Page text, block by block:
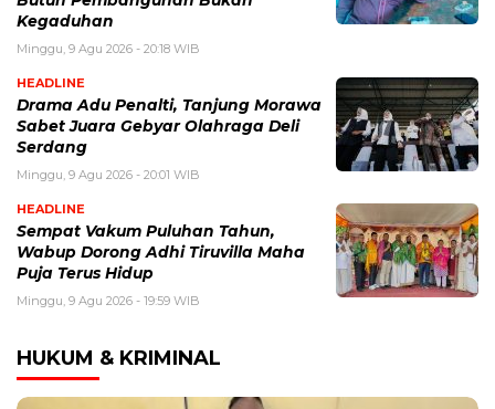
Kegaduhan
Minggu, 9 Agu 2026 - 20:18 WIB
HEADLINE
Drama Adu Penalti, Tanjung Morawa
Sabet Juara Gebyar Olahraga Deli
Serdang
Minggu, 9 Agu 2026 - 20:01 WIB
HEADLINE
Sempat Vakum Puluhan Tahun,
Wabup Dorong Adhi Tiruvilla Maha
Puja Terus Hidup
Minggu, 9 Agu 2026 - 19:59 WIB
HUKUM & KRIMINAL